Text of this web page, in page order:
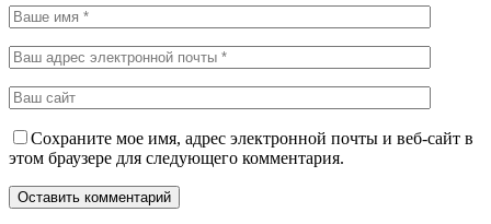
Сохраните мое имя, адрес электронной почты и веб-сайт в
этом браузере для следующего комментария.